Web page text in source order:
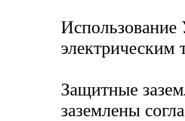
Защитные
заземлены